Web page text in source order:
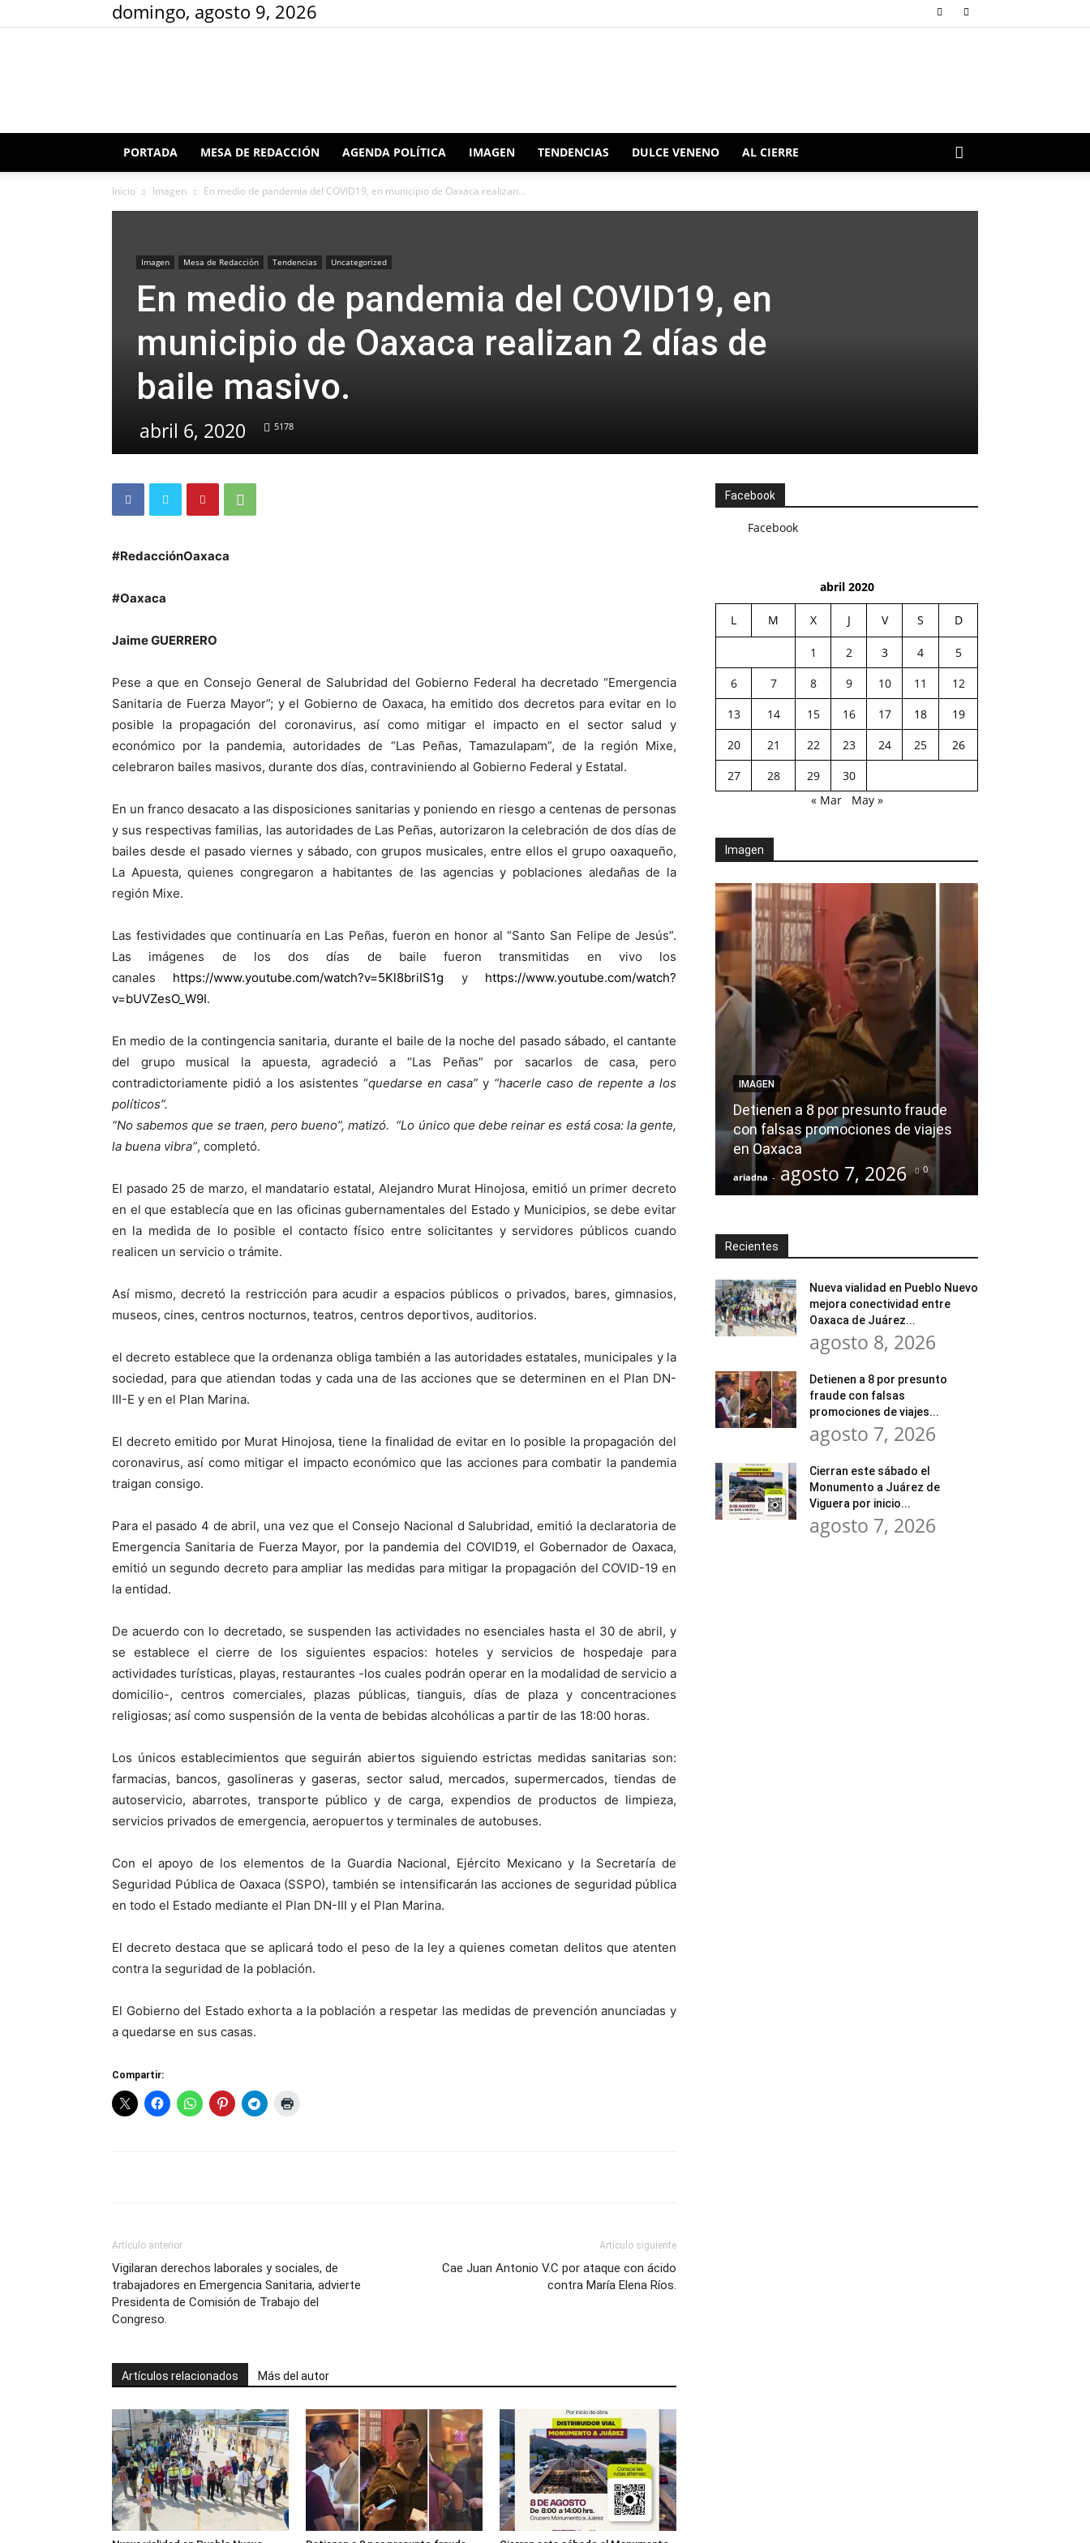
domingo, agosto 9, 2026
Redacción
PORTADA MESA DE REDACCIÓN AGENDA POLÍTICA IMAGEN TENDENCIAS DULCE VENENO AL CIERRE
Inicio Imagen En medio de pandemia del COVID19, en municipio de Oaxaca realizan...
Imagen Mesa de Redacción Tendencias Uncategorized
En medio de pandemia del COVID19, en
municipio de Oaxaca realizan 2 días de
baile masivo.
abril 6, 2020 5178
#RedacciónOaxaca
#Oaxaca
Jaime GUERRERO
Pese a que en Consejo General de Salubridad del Gobierno Federal ha decretado “Emergencia
Sanitaria de Fuerza Mayor”; y el Gobierno de Oaxaca, ha emitido dos decretos para evitar en lo
posible la propagación del coronavirus, así como mitigar el impacto en el sector salud y
económico por la pandemia, autoridades de “Las Peñas, Tamazulapam”, de la región Mixe,
celebraron bailes masivos, durante dos días, contraviniendo al Gobierno Federal y Estatal.
En un franco desacato a las disposiciones sanitarias y poniendo en riesgo a centenas de personas
y sus respectivas familias, las autoridades de Las Peñas, autorizaron la celebración de dos días de
bailes desde el pasado viernes y sábado, con grupos musicales, entre ellos el grupo oaxaqueño,
La Apuesta, quienes congregaron a habitantes de las agencias y poblaciones aledañas de la
región Mixe.
Las festividades que continuaría en Las Peñas, fueron en honor al “Santo San Felipe de Jesús”.
Las imágenes de los dos días de baile fueron transmitidas en vivo los
canales https://www.youtube.com/watch?v=5Kl8briIS1g y https://www.youtube.com/watch?
v=bUVZesO_W9I.
En medio de la contingencia sanitaria, durante el baile de la noche del pasado sábado, el cantante
del grupo musical la apuesta, agradeció a “Las Peñas” por sacarlos de casa, pero
contradictoriamente pidió a los asistentes “quedarse en casa” y “hacerle caso de repente a los
políticos”.
“No sabemos que se traen, pero bueno”, matizó. “Lo único que debe reinar es está cosa: la gente,
la buena vibra”, completó.
El pasado 25 de marzo, el mandatario estatal, Alejandro Murat Hinojosa, emitió un primer decreto
en el que establecía que en las oficinas gubernamentales del Estado y Municipios, se debe evitar
en la medida de lo posible el contacto físico entre solicitantes y servidores públicos cuando
realicen un servicio o trámite.
Así mismo, decretó la restricción para acudir a espacios públicos o privados, bares, gimnasios,
museos, cines, centros nocturnos, teatros, centros deportivos, auditorios.
el decreto establece que la ordenanza obliga también a las autoridades estatales, municipales y la
sociedad, para que atiendan todas y cada una de las acciones que se determinen en el Plan DN-
III-E y en el Plan Marina.
El decreto emitido por Murat Hinojosa, tiene la finalidad de evitar en lo posible la propagación del
coronavirus, así como mitigar el impacto económico que las acciones para combatir la pandemia
traigan consigo.
Para el pasado 4 de abril, una vez que el Consejo Nacional d Salubridad, emitió la declaratoria de
Emergencia Sanitaria de Fuerza Mayor, por la pandemia del COVID19, el Gobernador de Oaxaca,
emitió un segundo decreto para ampliar las medidas para mitigar la propagación del COVID-19 en
la entidad.
De acuerdo con lo decretado, se suspenden las actividades no esenciales hasta el 30 de abril, y
se establece el cierre de los siguientes espacios: hoteles y servicios de hospedaje para
actividades turísticas, playas, restaurantes -los cuales podrán operar en la modalidad de servicio a
domicilio-, centros comerciales, plazas públicas, tianguis, días de plaza y concentraciones
religiosas; así como suspensión de la venta de bebidas alcohólicas a partir de las 18:00 horas.
Los únicos establecimientos que seguirán abiertos siguiendo estrictas medidas sanitarias son:
farmacias, bancos, gasolineras y gaseras, sector salud, mercados, supermercados, tiendas de
autoservicio, abarrotes, transporte público y de carga, expendios de productos de limpieza,
servicios privados de emergencia, aeropuertos y terminales de autobuses.
Con el apoyo de los elementos de la Guardia Nacional, Ejército Mexicano y la Secretaría de
Seguridad Pública de Oaxaca (SSPO), también se intensificarán las acciones de seguridad pública
en todo el Estado mediante el Plan DN-III y el Plan Marina.
El decreto destaca que se aplicará todo el peso de la ley a quienes cometan delitos que atenten
contra la seguridad de la población.
El Gobierno del Estado exhorta a la población a respetar las medidas de prevención anunciadas y
a quedarse en sus casas.
Compartir:
Artículo anterior
Vigilaran derechos laborales y sociales, de
trabajadores en Emergencia Sanitaria, advierte
Presidenta de Comisión de Trabajo del
Congreso.
Artículo siguiente
Cae Juan Antonio V.C por ataque con ácido
contra María Elena Ríos.
Artículos relacionados Más del autor
Facebook
Facebook
abril 2020
L M X J V S D
1 2 3 4
5
6
7 8 9 10 11
12
13
14 15 16 17 18
19
20
21 22 23 24 25
26
27
28 29
30
« Mar
May »
Imagen
IMAGEN
Detienen a 8 por presunto fraude
con falsas promociones de viajes
en Oaxaca
ariadna - agosto 7, 2026 0
Recientes
Nueva vialidad en Pueblo Nuevo
mejora conectividad entre
Oaxaca de Juárez...
agosto 8, 2026
Detienen a 8 por presunto
fraude con falsas
promociones de viajes...
agosto 7, 2026
Cierran este sábado el
Monumento a Juárez de
Viguera por inicio...
agosto 7, 2026